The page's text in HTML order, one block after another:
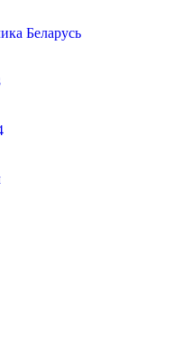
Беларусь